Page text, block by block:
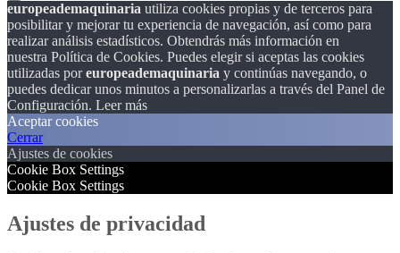
europeademaquinaria utiliza cookies propias y de terceros para
posibilitar y mejorar tu experiencia de navegación, así como para
realizar análisis estadísticos. Obtendrás más información en
nuestra Política de Cookies. Puedes elegir si aceptas las cookies
utilizadas poreuropeademaquinaria y continúas navegando, o
puedes dedicar unos minutos a personalizarlas a través del Panel de
Configuración. Leer más
Aceptar cookies
Cerrar
Ajustes de cookies
Cookie Box Settings
Cookie Box Settings
Ajustes de privacidad